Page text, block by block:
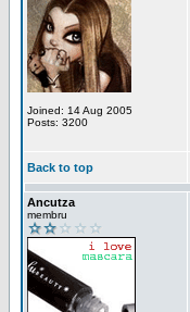
Joined: 14 Aug 2005
Posts: 3200
Back to top
Ancutza
membru